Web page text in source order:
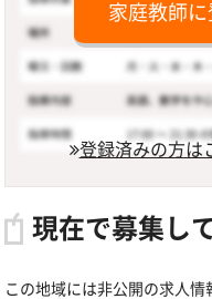
家庭教師
登録済みの方は
現在で募集し
この地域には非公開の求人